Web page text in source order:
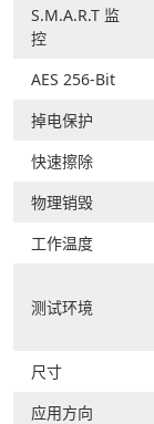
S.M.A.R.T 监
控
AES 256-Bit
掉电保护
快速擦除
物理销毁
工作温度
测试环境
尺寸
应用方向